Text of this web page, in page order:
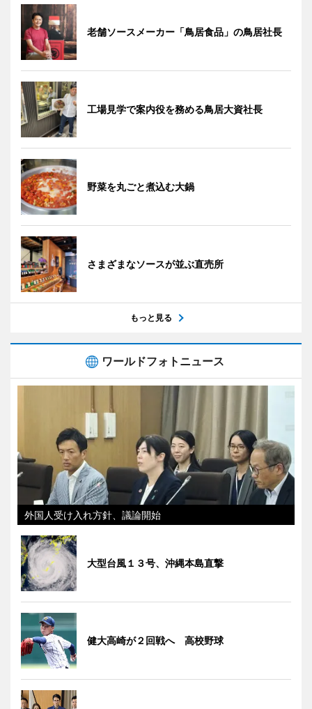
老舗ソースメーカー「鳥居食品」の鳥居社長
工場見学で案内役を務める鳥居大資社長
野菜を丸ごと煮込む大鍋
さまざまなソースが並ぶ直売所
もっと見る
ワールドフォトニュース
外国人受け入れ方針、議論開始
大型台風１３号、沖縄本島直撃
健大高崎が２回戦へ 高校野球